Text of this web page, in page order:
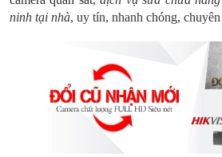
ninh tại nhà, uy tín, nhanh chóng,